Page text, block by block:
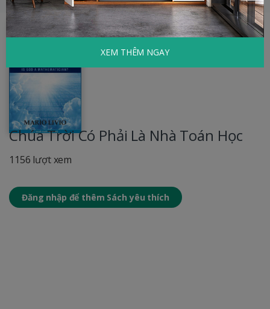
Chúa Trời Có Phải Là Nhà Toán Học
1156 lượt xem
Đăng nhập để thêm Sách yêu thích
XEM THÊM NGAY